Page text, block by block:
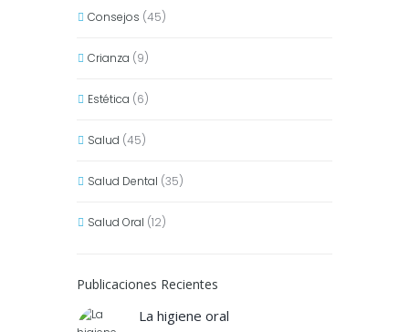
Consejos (45)
Crianza (9)
Estética (6)
Salud (45)
Salud Dental (35)
Salud Oral (12)
Publicaciones Recientes
La higiene oral